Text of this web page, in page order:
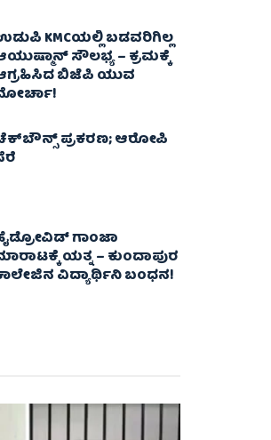
KMCಯಲ್ಲಿ ಬಡವರಿಗಿಲ್ಲ
ಸೌಲಭ್ಯ – ಕ್ರಮಕ್ಕೆ
ಬಿಜೆಪಿ ಯುವ
ಪ್ರಕರಣ; ಆರೋಪಿ
ಗಾಂಜಾ
ಯತ್ನ – ಕುಂದಾಪುರ
ವಿದ್ಯಾರ್ಥಿನಿ ಬಂಧನ!